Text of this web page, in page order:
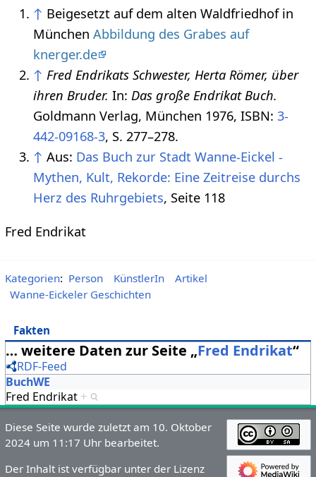
↑ Beigesetzt auf dem alten Waldfriedhof in
München Abbildung des Grabes auf
knerger.de
↑ Fred Endrikats Schwester, Herta Römer, über
ihren Bruder. In: Das große Endrikat Buch.
Goldmann Verlag, München 1976, ISBN: 3-
442-09168-3, S. 277–278.
↑ Aus: Das Buch zur Stadt Wanne-Eickel -
Mythen, Kult, Rekorde: Eine Zeitreise durchs
Herz des Ruhrgebiets, Seite 118
Fred Endrikat
Kategorien: Person KünstlerIn
Artikel
Wanne-Eickeler Geschichten
Fakten
… weitere Daten zur Seite „Fred Endrikat“
RDF-Feed
BuchWE
Fred Endrikat +
Diese Seite wurde zuletzt am 10. Oktober
2024 um 11:17 Uhr bearbeitet.
Der Inhalt ist verfügbar unter der Lizenz